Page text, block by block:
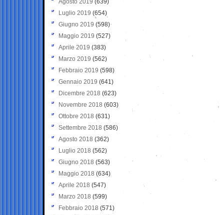
Agosto 2019 (639)
Luglio 2019 (654)
Giugno 2019 (598)
Maggio 2019 (527)
Aprile 2019 (383)
Marzo 2019 (562)
Febbraio 2019 (598)
Gennaio 2019 (641)
Dicembre 2018 (623)
Novembre 2018 (603)
Ottobre 2018 (631)
Settembre 2018 (586)
Agosto 2018 (362)
Luglio 2018 (562)
Giugno 2018 (563)
Maggio 2018 (634)
Aprile 2018 (547)
Marzo 2018 (599)
Febbraio 2018 (571)